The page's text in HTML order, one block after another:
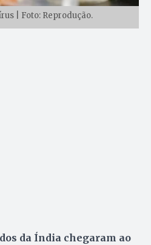
| Foto: Reprodução.
da Índia chegaram ao